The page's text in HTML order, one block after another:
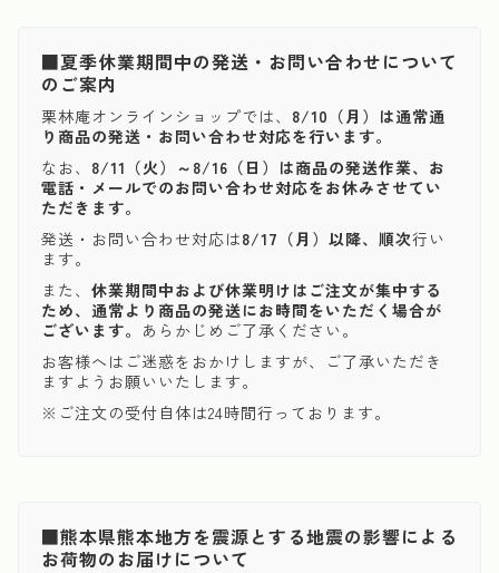
■夏季休業期間中の発送・お問い合わせについて
のご案内
栗林庵オンラインショップでは、 8/10（月）は通常通
り商品の発送・お問い合わせ対応を行います。
なお、 8/11（火）～8/16（日）は商品の発送作業、お
電話・メールでのお問い合わせ対応をお休みさせてい
ただきます。
発送・お問い合わせ対応は8/17（月）以降、順次行い
ます。
また、 休業期間中および休業明けはご注文が集中する
ため、通常より商品の発送にお時間をいただく場合が
ございます。 あらかじめご了承ください。
お客様へはご迷惑をおかけしますが、ご了承いただき
ますようお願いいたします。
※ご注文の受付自体は24時間行っております。
■熊本県熊本地方を震源とする地震の影響による
お荷物のお届けについて